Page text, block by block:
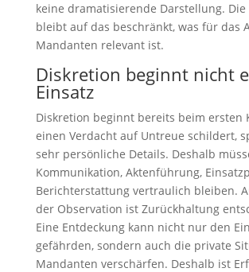
keine dramatisierende Darstellung.
bleibt auf das beschränkt, was für das
Mandanten relevant ist.
Diskretion beginnt nicht
Einsatz
Diskretion beginnt bereits beim ersten
einen Verdacht auf Untreue schildert,
sehr persönliche Details. Deshalb
Kommunikation, Aktenführung,
Berichterstattung vertraulich bleiben.
der Observation ist Zurückhaltung
Eine Entdeckung kann nicht nur den
gefährden, sondern auch die private
Mandanten verschärfen. Deshalb ist